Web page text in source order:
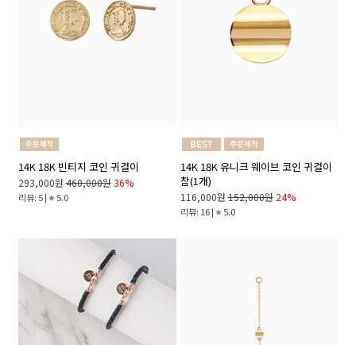
14K 18K 빈티지 코인 귀걸이
293,000원 460,000원 36%
리뷰: 5 | 5.0
14K 18K 유니크 웨이브 코인 귀걸이
참(1개)
116,000원 152,000원 24%
리뷰: 16 | 5.0